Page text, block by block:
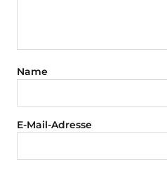
Name
E-Mail-Adresse